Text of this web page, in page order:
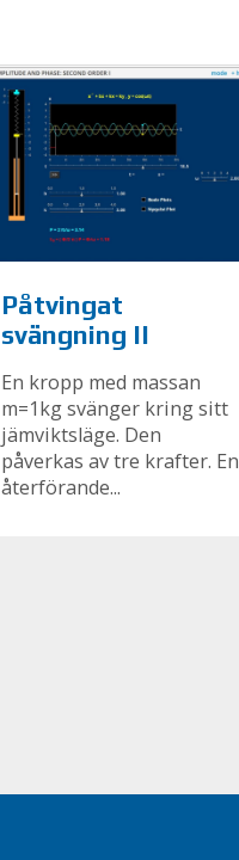
Påtvingat
svängning II
En kropp med massan
m=1kg svänger kring sitt
jämviktsläge. Den
påverkas av tre krafter. En
återförande...